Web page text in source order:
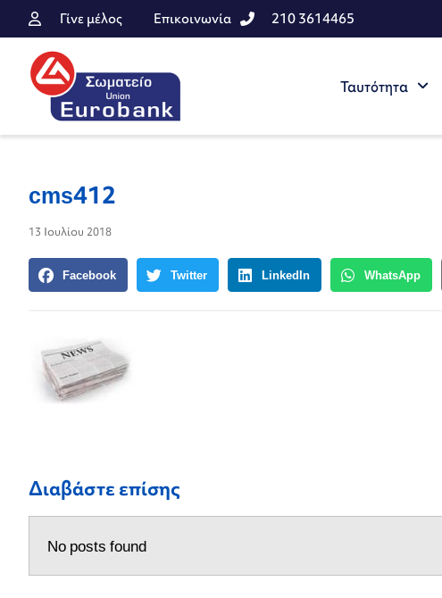
Γίνε μέλος Επικοινωνία 210 3614465
Ταυτότητα
cms412
13 Ιουλίου 2018
Facebook Twitter LinkedIn WhatsApp
Διαβάστε επίσης
No posts found